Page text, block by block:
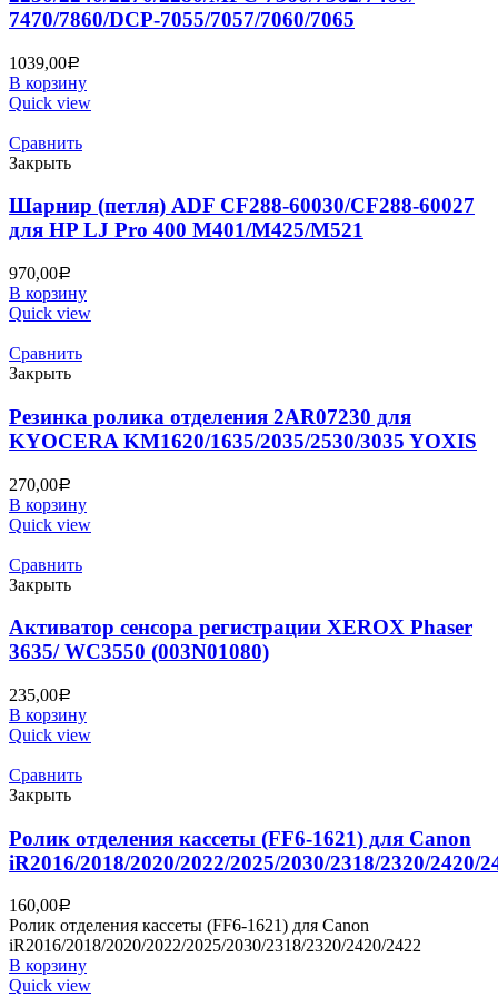
7470/7860/DCP-7055/7057/7060/7065
1039,00Р
В корзину
Quick view
Сравнить
Закрыть
Шарнир (петля) ADF CF288-60030/CF288-60027
для HP LJ Pro 400 M401/M425/M521
970,00Р
В корзину
Quick view
Сравнить
Закрыть
Резинка ролика отделения 2AR07230 для
KYOCERA KM1620/1635/2035/2530/3035 YOXIS
270,00Р
В корзину
Quick view
Сравнить
Закрыть
Активатор сенсора регистрации XEROX Phaser
3635/ WC3550 (003N01080)
235,00Р
В корзину
Quick view
Сравнить
Закрыть
Ролик отделения кассеты (FF6-1621) для Canon
iR2016/2018/2020/2022/2025/2030/2318/2320/2420/
160,00Р
Ролик отделения кассеты (FF6-1621) для Canon
iR2016/2018/2020/2022/2025/2030/2318/2320/2420/2422
В корзину
Quick view